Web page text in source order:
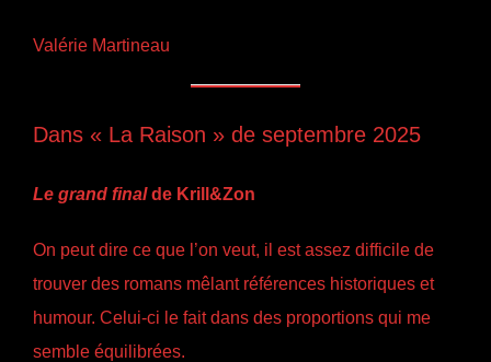
Valérie Martineau
Dans « La Raison » de septembre 2025
Le grand finalde Krill&Zon
On peut dire ce que l’on veut, il est assez difficile de
trouver des romans mêlant références historiques et
humour. Celui-ci le fait dans des proportions qui me
semble équilibrées.